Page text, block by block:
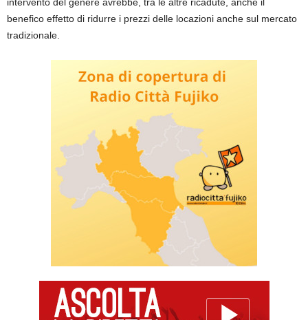
benefico effetto di ridurre i prezzi delle locazioni anche sul mercato
tradizionale.